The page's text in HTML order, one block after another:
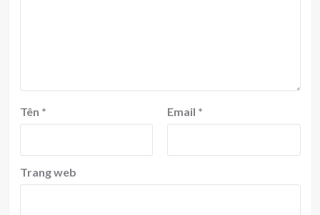
Tên * Email *
Trang web